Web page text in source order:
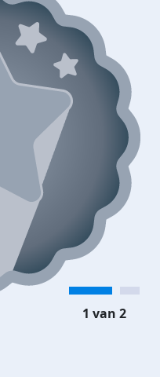
1 van 2